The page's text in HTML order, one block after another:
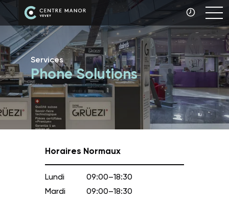
Services
Phone Solutions
Horaires Normaux
Lundi
09:00–18:30
Mardi
09:00–18:30